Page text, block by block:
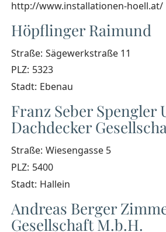
http://www.installationen-hoell.at/
Höpflinger Raimund
Straße: Sägewerkstraße 11
PLZ: 5323
Stadt: Ebenau
Franz Seber Spengler
Dachdecker
Straße: Wiesengasse 5
PLZ: 5400
Stadt: Hallein
Andreas Berger
Gesellschaft M.b.H.